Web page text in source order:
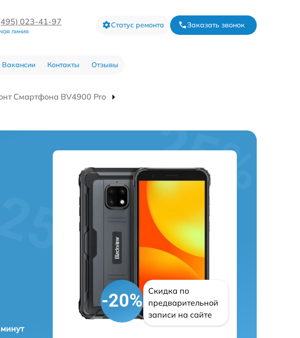
023-41-97
линия
Статус ремонта Заказать звонок
Вакансии Контакты Отзывы
Смартфона BV4900 Pro
-20%
Скидка по
предварительной
записи на сайте